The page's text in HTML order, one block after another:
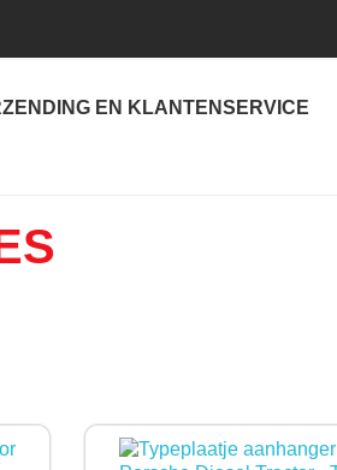
EN KLANTENSERVICE